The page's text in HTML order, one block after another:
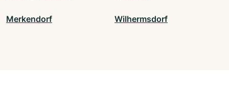
Merkendorf Wilhermsdorf